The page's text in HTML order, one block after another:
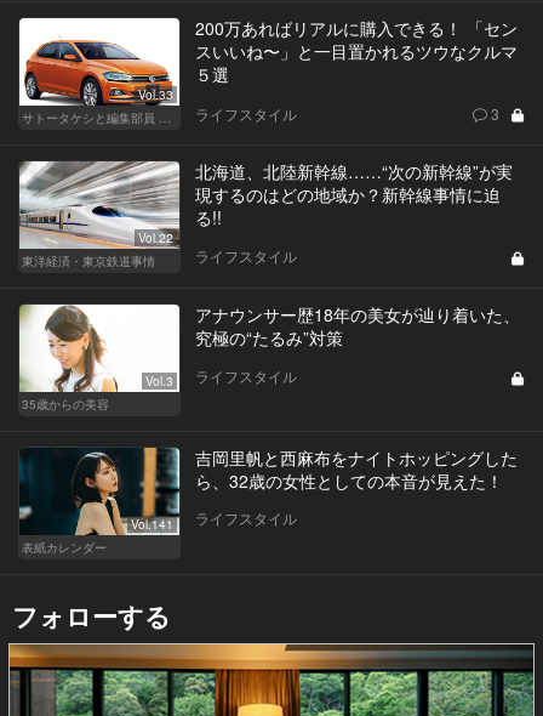
Vol.33
200万あればリアルに購入できる！ 「セン
スいいね〜」と一目置かれるツウなクルマ
５選
ライフスタイル 3
Vol.22
東洋経済・東京鉄道事情
北海道、北陸新幹線……“次の新幹線”が実
現するのはどの地域か？新幹線事情に迫
る!!
ライフスタイル
Vol.3
35歳からの美容
アナウンサー歴18年の美女が辿り着いた、
究極の“たるみ”対策
ライフスタイル
Vol.141
表紙カレンダー
吉岡里帆と西麻布をナイトホッピングした
ら、32歳の女性としての本音が見えた！
ライフスタイル
フォローする